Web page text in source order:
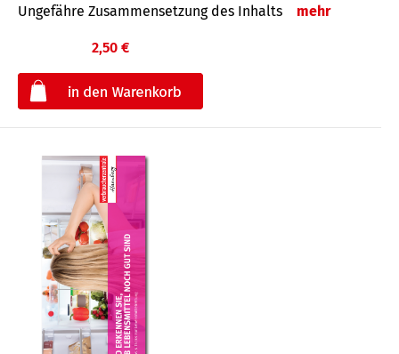
Ungefähre Zusammensetzung des Inhalts mehr
2,50 €